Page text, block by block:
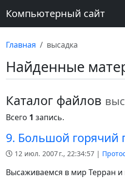
Компьютерный сайт
Главная высадка
Найденные
Каталог файлов
Всего 1 запись.
9. Большой горячий
12 июл. 2007 г., 22:34:57 |
Высаживаемся в мир Терран и